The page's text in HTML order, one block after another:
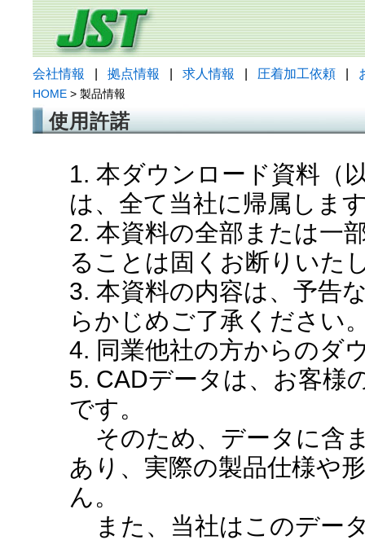
会社情報 拠点情報 求人情報 圧着加工依頼
HOME > 製品情報
使用許諾
1. 本ダウンロード資料（
は、全て当社に帰属しま
2. 本資料の全部または一
ることは固くお断りいた
3. 本資料の内容は、予告
らかじめご了承ください
4. 同業他社の方からのダ
5. CADデータは、お客様
です。
そのため、データに含
あり、実際の製品仕様や
ん。
また、当社はこのデー